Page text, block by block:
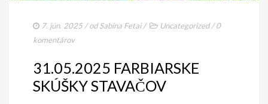
7. jún. 2025 / odSabina Fetai/ Uncategorized/0
komentárov
31.05.2025 FARBIARSKE
SKÚŠKY STAVAČOV